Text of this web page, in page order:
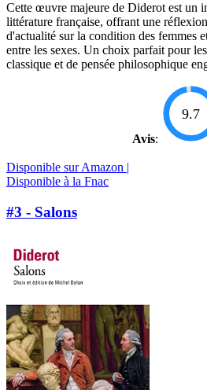
Cette œuvre majeure de Diderot est un
littérature française, offrant une
d'actualité sur la condition des femmes
entre les sexes. Un choix parfait pour
classique et de pensée philosophique
Avis:
9.7
Disponible sur Amazon |
Disponible à la Fnac
#3 - Salons